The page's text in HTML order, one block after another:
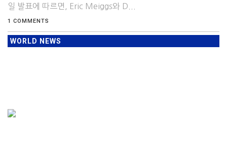
일 발표에 따르면, Eric Meiggs와 D...
1 COMMENTS
WORLD NEWS